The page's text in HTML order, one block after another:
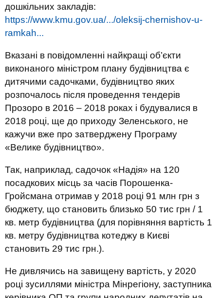
дошкільних закладів:
https://www.kmu.gov.ua/.../oleksij-chernishov-u-
ramkah...
Вказані в повідомленні найкращі об’єкти
виконаного міністром плану будівництва є
дитячими садочками, будівництво яких
розпочалось після проведення тендерів
Прозоро в 2016 – 2018 роках і будувалися в
2018 році, ще до приходу Зеленського, не
кажучи вже про затверджену Програму
«Велике будівництво».
Так, наприклад, садочок «Надія» на 120
посадкових місць за часів Порошенка-
Гройсмана отримав у 2018 році 91 млн грн з
бюджету, що становить близько 50 тис грн / 1
кв. метр будівництва (для порівняння вартість 1
кв. метру будівництва котеджу в Києві
становить 29 тис грн.).
Не дивлячись на завищену вартість, у 2020
році зусиллями міністра Мінрегіону, заступника